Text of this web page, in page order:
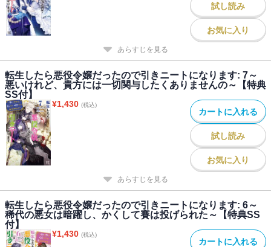
試し読み
お気に入り
あらすじを見る
転生したら悪役令嬢だったので引きニートになります: 7～
悪いけれど、貴方には一切関与したくありませんの～【特典
SS付】
¥1,430 (税込)
カートに入れる
試し読み
お気に入り
あらすじを見る
転生したら悪役令嬢だったので引きニートになります: 6～
稀代の悪女は暗躍し、かくして賽は投げられた～【特典SS
付】
¥1,430 (税込)
カートに入れる